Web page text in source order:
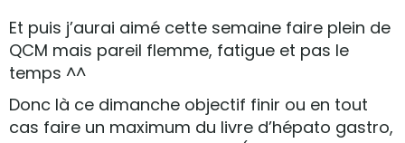
Et puis j’aurai aimé cette semaine faire plein de
QCM mais pareil flemme, fatigue et pas le
temps ^^
Donc là ce dimanche objectif finir ou en tout
cas faire un maximum du livre d’hépato gastro,